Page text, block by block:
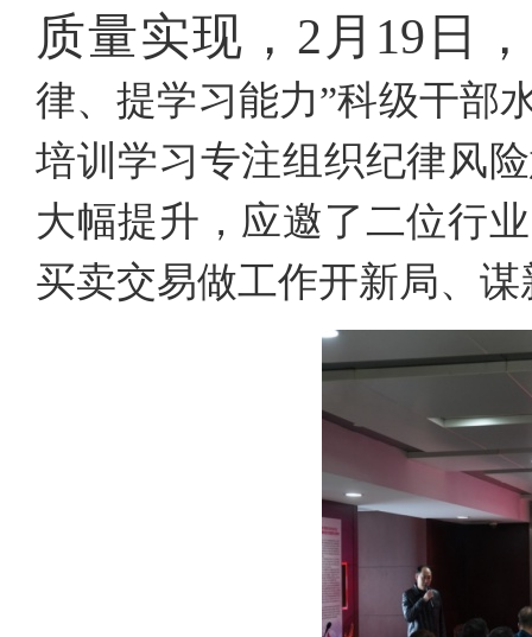
质量实现， 2月19日
律、提学习能力”科级干部
培训学习专注组织纪律风
大幅提升，应邀了二位行
买卖交易做工作开新局、